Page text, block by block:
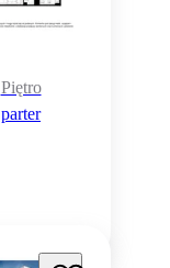
Piętro
parter